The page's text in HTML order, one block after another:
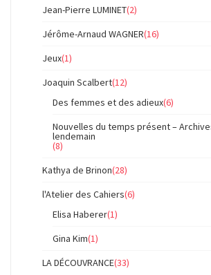
Jean-Pierre LUMINET(2)
Jérôme-Arnaud WAGNER(16)
Jeux(1)
Joaquin Scalbert(12)
Des femmes et des adieux(6)
Nouvelles du temps présent –
lendemain
(8)
Kathya de Brinon(28)
l'Atelier des Cahiers(6)
Elisa Haberer(1)
Gina Kim(1)
LA DÉCOUVRANCE(33)